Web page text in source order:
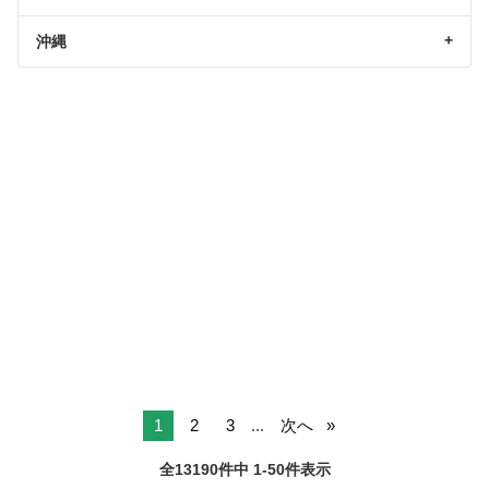
沖縄
1 2 3 ... 次へ
全13190件中 1-50件表示